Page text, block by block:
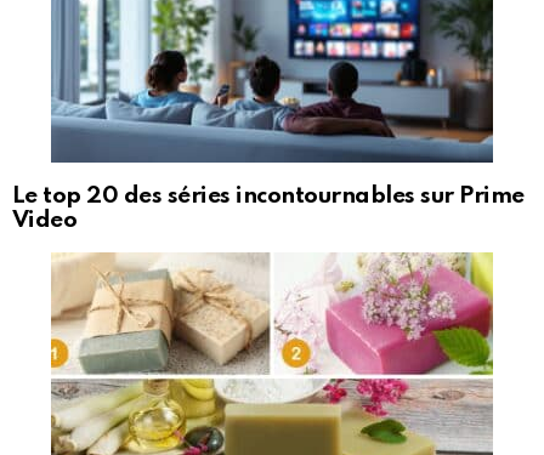
Le top 20 des séries incontournables sur Prime
Video